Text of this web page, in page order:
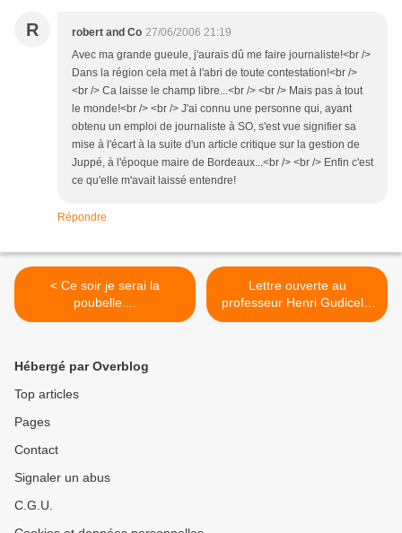
R robert and Co 27/06/2006 21:19
Avec ma grande gueule, j'aurais dû me faire journaliste!<br />
Dans la région cela met à l'abri de toute contestation!<br />
<br /> Ca laisse le champ libre...<br /> <br /> Mais pas à tout
le monde!<br /> <br /> J'ai connu une personne qui, ayant
obtenu un emploi de journaliste à SO, s'est vue signifier sa
mise à l'écart à la suite d'un article critique sur la gestion de
Juppé, à l'époque maire de Bordeaux...<br /> <br /> Enfin c'est
ce qu'elle m'avait laissé entendre!
Répondre
< Ce soir je serai la
poubelle....
Lettre ouverte au
professeur Henri Gudicelli.
>
Hébergé par Overblog
Top articles
Pages
Contact
Signaler un abus
C.G.U.